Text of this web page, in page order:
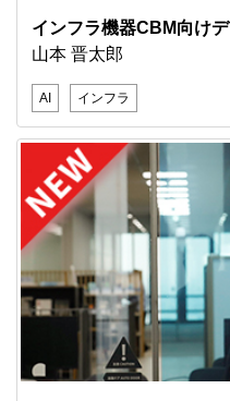
インフラ機器CBM向け
山本 晋太郎
AI インフラ